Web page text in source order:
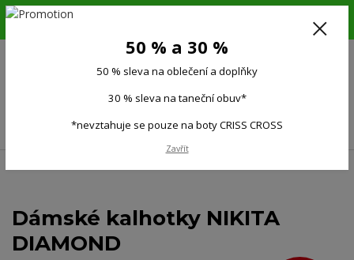
6.-16.8.26. DOVOLENÁ !!! 50 % SLEVA na všechno oblečení a doplňky !!!
(Po-Pá 9:00-15.00)
Dámské kalhotky NIKITA
DIAMOND
50 % a 30 %
50 % sleva na oblečení a doplňky
30 % sleva na taneční obuv*
*nevztahuje se pouze na boty CRISS CROSS
Zavřít